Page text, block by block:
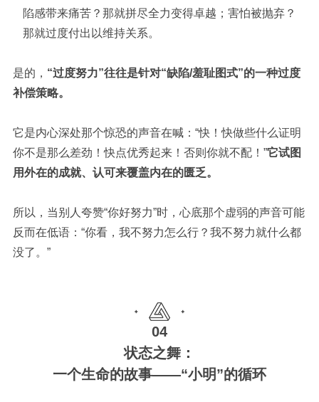
陷感带来痛苦？那就拼尽全力变得卓越；害怕被抛弃？
那就过度付出以维持关系。
是的， “过度努力”往往是针对“缺陷/羞耻图式”的一种过度
补偿策略。
它是内心深处那个惊恐的声音在喊： “快！快做些什么证明
你不是那么差劲！快点优秀起来！否则你就不配！”它试图
用外在的成就、认可来覆盖内在的匮乏。
所以，当别人夸赞“你好努力”时，心底那个虚弱的声音可能
反而在低语： “你看，我不努力怎么行？我不努力就什么都
没了。”
04
状态之舞：
一个生命的故事——“小明”的循环